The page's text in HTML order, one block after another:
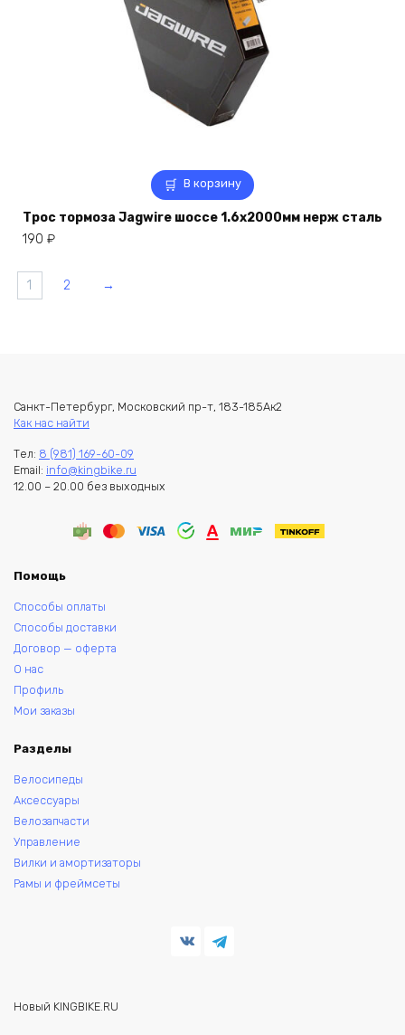
В корзину
Трос тормоза Jagwire шоссе 1.6х2000мм нерж сталь
190 ₽
1 2 →
Санкт-Петербург, Московский пр-т, 183-185Ак2
Как нас найти
Тел: 8 (981) 169-60-09
Email: info@kingbike.ru
12.00 – 20.00 без выходных
Помощь
Способы оплаты
Способы доставки
Договор — оферта
О нас
Профиль
Мои заказы
Разделы
Велосипеды
Аксессуары
Велозапчасти
Управление
Вилки и амортизаторы
Рамы и фреймсеты
Новый KINGBIKE.RU